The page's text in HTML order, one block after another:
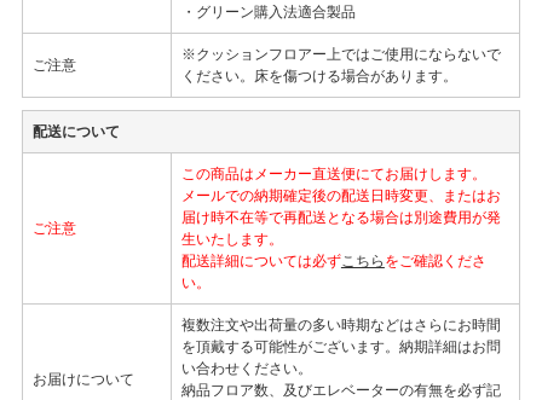
・グリーン購入法適合製品
ご注意
※クッションフロアー上ではご使用にならないで
ください。床を傷つける場合があります。
配送について
ご注意
この商品はメーカー直送便にてお届けします。
メールでの納期確定後の配送日時変更、またはお
届け時不在等で再配送となる場合は別途費用が発
生いたします。
配送詳細については必ずこちら をご確認くださ
い。
お届けについて
複数注文や出荷量の多い時期などはさらにお時間
を頂戴する可能性がございます。納期詳細はお問
い合わせください。
納品フロア数、及びエレベーターの有無を必ず記